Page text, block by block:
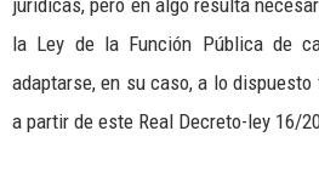
jurídicas, pero en algo resulta
la Ley de la Función Pública de
adaptarse, en su caso, a lo dispuesto
a partir de este Real Decreto-ley 16/